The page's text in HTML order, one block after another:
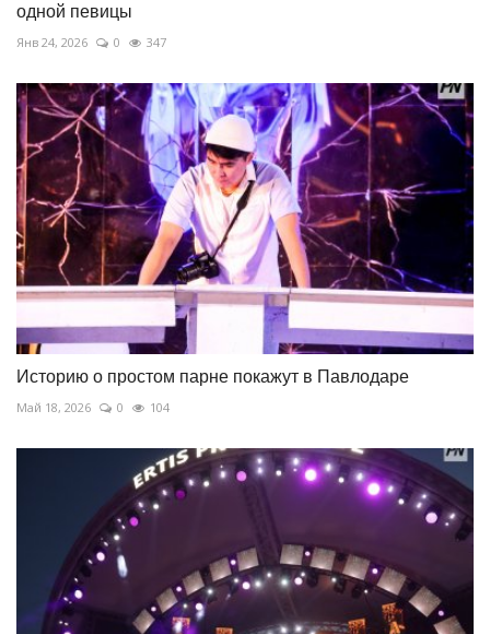
одной певицы
Янв 24, 2026 0 347
Историю о простом парне покажут в Павлодаре
Май 18, 2026 0 104